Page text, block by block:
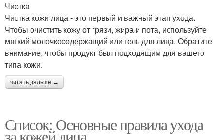
Чистка
Чистка кожи лица - это первый и важный этап ухода.
Чтобы очистить кожу от грязи, жира и пота, используйте
мягкий молочкосодержащий или гель для лица. Обратите
внимание, чтобы продукт был подходящим для вашего
типа кожи.
читать дальше →
Список: Основные правила ухода